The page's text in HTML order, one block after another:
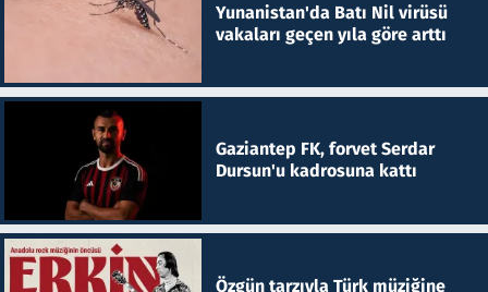
Yunanistan'da Batı Nil virüsü
vakaları geçen yıla göre arttı
Gaziantep FK, forvet Serdar
Dursun'u kadrosuna kattı
Özgün tarzıyla Türk müziğine